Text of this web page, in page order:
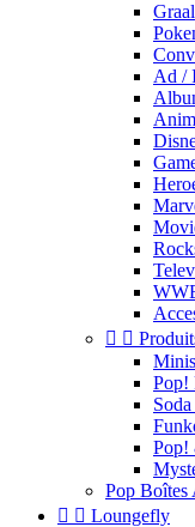
Graal
Ad /
 
Minis
Pop!
Pop!
Pop Boîtes
  Loungefly